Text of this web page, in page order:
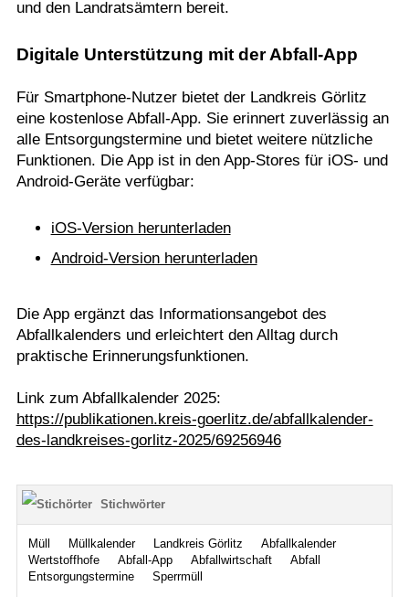
und den Landratsämtern bereit.
Digitale Unterstützung mit der Abfall-App
Für Smartphone-Nutzer bietet der Landkreis Görlitz
eine kostenlose Abfall-App. Sie erinnert zuverlässig an
alle Entsorgungstermine und bietet weitere nützliche
Funktionen. Die App ist in den App-Stores für iOS- und
Android-Geräte verfügbar:
iOS-Version herunterladen
Android-Version herunterladen
Die App ergänzt das Informationsangebot des
Abfallkalenders und erleichtert den Alltag durch
praktische Erinnerungsfunktionen.
Link zum Abfallkalender 2025:
https://publikationen.kreis-goerlitz.de/abfallkalender-
des-landkreises-gorlitz-2025/69256946
Stichwörter
Müll Müllkalender Landkreis Görlitz
Abfallkalender
Wertstoffhofe
Abfall-App Abfallwirtschaft
Abfall
Entsorgungstermine
Sperrmüll